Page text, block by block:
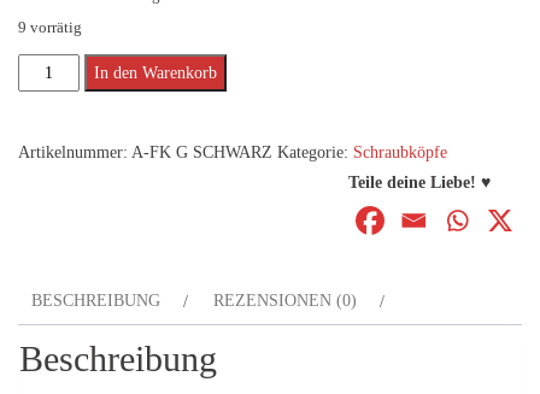
9 vorrätig
Flutschkopf
Gewinde
In den Warenkorb
Artikelnummer: A-FK G SCHWARZ Kategorie: Schraubköpfe
Teile deine Liebe! ♥
BESCHREIBUNG REZENSIONEN (0)
Beschreibung